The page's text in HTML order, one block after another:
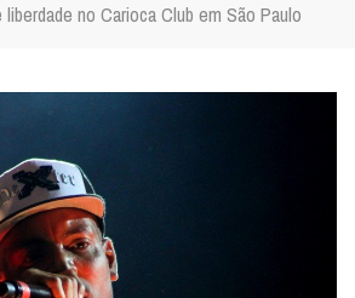
no Carioca Club em São Paulo